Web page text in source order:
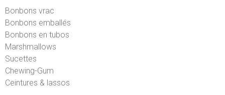
Bonbons vrac
Bonbons emballés
Bonbons en tubos
Marshmallows
Sucettes
Chewing-Gum
Ceintures & lassos